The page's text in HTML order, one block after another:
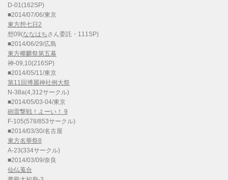
D-01(162SP)
■2014/07/06/東京
東方想七日2
想09(ななはちさん委託・111SP)
■2014/06/29/広島
東方椰麟祭第五幕
神-09,10(216SP)
■2014/05/11/東京
第11回博麗神社例大祭
N-38a(4,312サークル)
■2014/05/03-04/東京
砲雷撃戦！よーい！ 9
F-105(578/853サークル)
■2014/03/30/名古屋
東方名華祭8
A-23(334サークル)
■2014/03/09/奈良
仙仏蒐合